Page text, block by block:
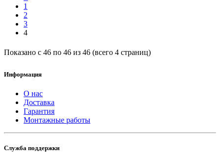
1
2
3
4
Показано с 46 по 46 из 46 (всего 4 страниц)
Информация
О нас
Доставка
Гарантия
Монтажные работы
Служба поддержки